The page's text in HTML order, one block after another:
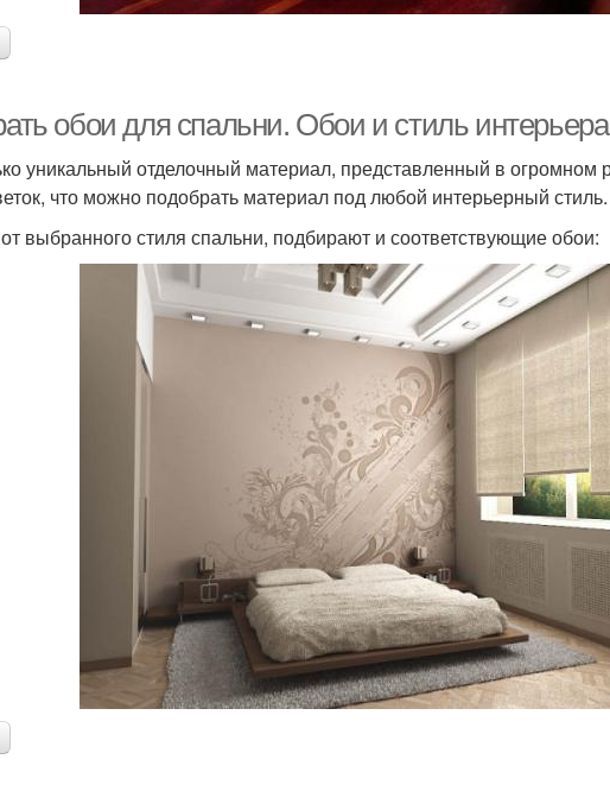
обои для спальни. Обои и стиль интерьера
уникальный отделочный материал, представленный в огромном
что можно подобрать материал под любой интерьерный стиль.
выбранного стиля спальни, подбирают и соответствующие обои: